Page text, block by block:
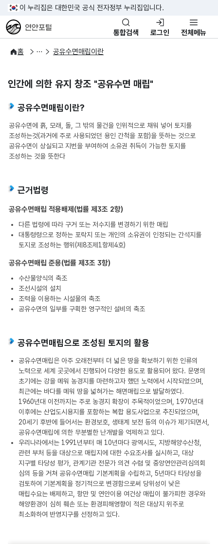
이 누리집은 대한민국 공식 전자정부 누리집입니다.
연안포털 통합검색 로그인 전체메뉴
홈
공유수면관리
공유수면매립 공유수면매립이란
인간에 의한 유지 창조 "공유수면 매립"
공유수면매립이란?
공유수면에 흙, 모래, 돌, 그 밖의 물건을 인위적으로 채워 넣어 토지를
조성하는것(과거에 주로 사용되었던 용인 간척을 포함)을 뜻하는 것으로
공유수면이 상실되고 지번을 부여하여 소유권 취득이 가능한 토지를
조성하는 것을 뜻한다
근거법령
공유수면매립 적용배제(법률 제3조 2항)
다른 법령에 따라 구거 또는 저수지를 변경하기 위한 매립
대통령령으로 정하는 포락지 또는 개인의 소유권이 인정되는 간석지를
토지로 조성하는 행위(제8조제1항제4호)
공유수면매립 준용(법률 제3조 3항)
수산물양식의 축조
조선시설의 설치
조력을 이용하는 시설물의 축조
공유수면의 일부를 구획한 영구적인 설비의 축조
공유수면매립으로 조성된 토지의 활용
공유수면매립은 아주 오래전부터 더 넓은 땅을 확보하기 위한 인류의
노력으로 세계 곳곳에서 진행되어 다양한 용도로 활용되어 왔다. 문명의
초기에는 강을 메워 농경지를 마련하고자 했던 노력에서 시작되었으며,
최근에는 바다를 메워 땅을 넓혀가는 해면매립으로 발달하였다.
1960년대 이전까지는 주로 농경지 확장이 주목적이었으며, 1970년대
이후에는 산업도시용지를 포함하는 복합 용도사업으로 추진되었으며,
20세기 후반에 들어서는 환경보호, 생태계 보전 등의 이슈가 제기되면서,
공유수면매립에 의한 무분별한 난개발을 억제하고 있다.
우리나라에서는 1991년부터 매 10년마다 광역시도, 지방해양수산청,
관련 부처 등을 대상으로 매립지에 대한 수요조사를 실시하고, 대상
지구별 타당성 평가, 관계기관 전문가 의견 수렴 및 중앙연안관리심의회
심의 등을 거쳐 공유수면매립 기본계획을 수립하고, 5년마다 타당성을
검토하여 기본계획을 정기적으로 변경함으로써 당위성이 낮은
매립수요는 배제하고, 항만 및 연안이용 여건상 매립이 불가피한 경우와
해양환경이 심히 훼손 또는 환경피해영향이 적은 대상지 위주로
최소화하여 반영지구를 선정하고 있다.